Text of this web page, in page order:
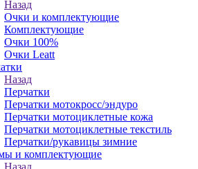
Назад
Очки и комплектующие
Комплектующие
Очки 100%
Очки Leatt
Назад
Перчатки
Перчатки мотокросс/эндуро
Перчатки мотоциклетные кожа
Перчатки мотоциклетные текстиль
Перчатки/рукавицы зимние
и комплектующие
Назад